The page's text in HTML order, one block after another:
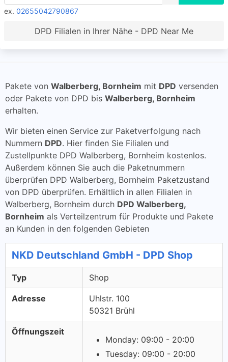
ex. 02655042790867
DPD Filialen in Ihrer Nähe - DPD Near Me
Pakete von Walberberg, Bornheim mit DPD versenden
oder Pakete von DPD bis Walberberg, Bornheim
erhalten.
Wir bieten einen Service zur Paketverfolgung nach
Nummern DPD. Hier finden Sie Filialen und
Zustellpunkte DPD Walberberg, Bornheim kostenlos.
Außerdem können Sie auch die Paketnummern
überprüfen DPD Walberberg, Bornheim Paketzustand
von DPD überprüfen. Erhältlich in allen Filialen in
Walberberg, Bornheim durch DPD Walberberg,
Bornheim als Verteilzentrum für Produkte und Pakete
an Kunden in den folgenden Gebieten
NKD Deutschland GmbH - DPD Shop
Typ Shop
Adresse
Uhlstr. 100
50321 Brühl
Öffnungszeit
Monday: 09:00 - 20:00
Tuesday: 09:00 - 20:00